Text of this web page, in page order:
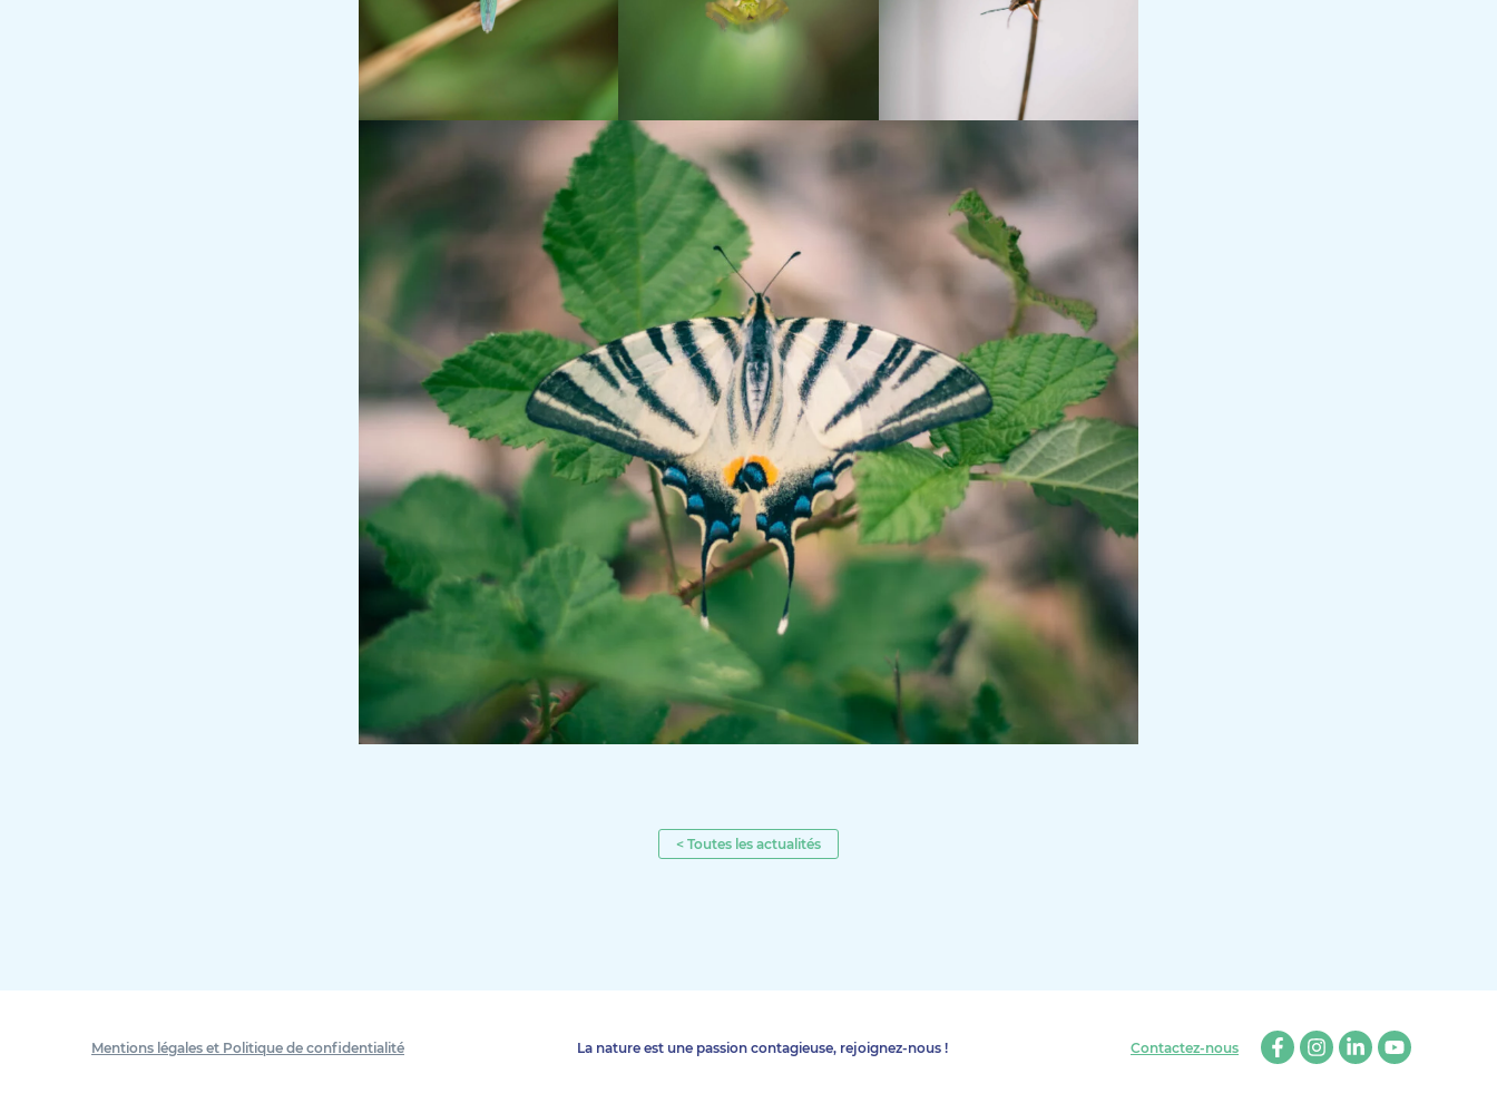
< Toutes les actualités
Mentions légales et Politique de confidentialité La nature est une passion contagieuse, rejoignez-nous ! Contactez-nous FacebookInstagram
LinkedinYoutube